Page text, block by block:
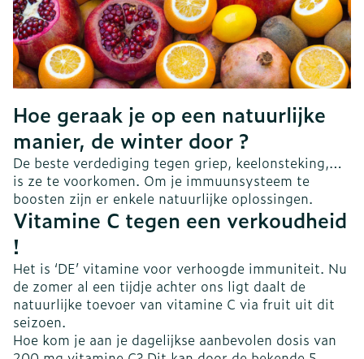
Hoe geraak je op een natuurlijke
manier, de winter door ?
De beste verdediging tegen griep, keelonsteking,…
is ze te voorkomen. Om je immuunsysteem te
boosten zijn er enkele natuurlijke oplossingen.
Vitamine C tegen een verkoudheid
!
Het is ‘DE’ vitamine voor verhoogde immuniteit. Nu
de zomer al een tijdje achter ons ligt daalt de
natuurlijke toevoer van vitamine C via fruit uit dit
seizoen.
Hoe kom je aan je dagelijkse aanbevolen dosis van